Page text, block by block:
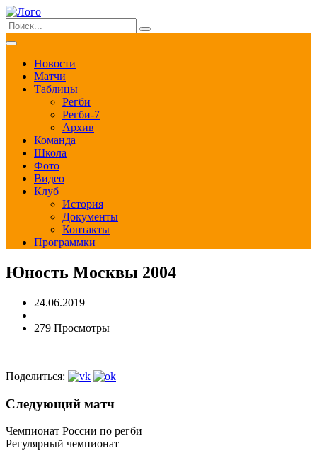
Новости
Матчи
Таблицы
Регби
Регби-7
Архив
Команда
Школа
Фото
Видео
Клуб
История
Документы
Контакты
Программки
Юность Москвы 2004
24.06.2019
279 Просмотры
Поделиться:
Следующий матч
Чемпионат России по регби
Регулярный чемпионат